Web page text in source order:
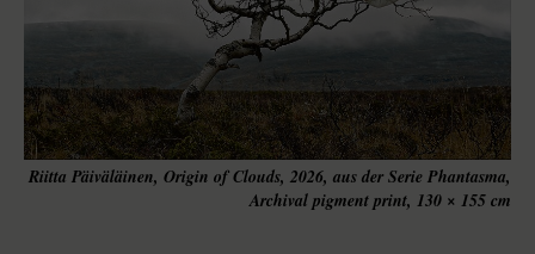
Riitta Päiväläinen, Origin of Clouds, 2026, aus der Serie Phantasma,
Archival pigment print, 130 × 155 cm